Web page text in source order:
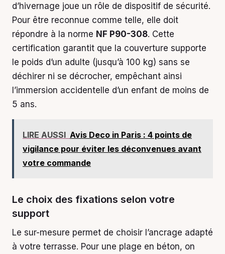
d’hivernage joue un rôle de dispositif de sécurité.
Pour être reconnue comme telle, elle doit
répondre à la norme NF P90-308. Cette
certification garantit que la couverture supporte
le poids d’un adulte (jusqu’à 100 kg) sans se
déchirer ni se décrocher, empêchant ainsi
l’immersion accidentelle d’un enfant de moins de
5 ans.
LIRE AUSSI Avis Deco in Paris : 4 points de
vigilance pour éviter les déconvenues avant
votre commande
Le choix des fixations selon votre
support
Le sur-mesure permet de choisir l’ancrage adapté
à votre terrasse. Pour une plage en béton, on